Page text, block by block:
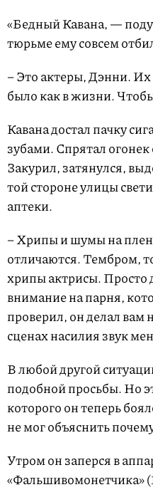
«Бедный Кавана, —
тюрьме ему совсем
– Это актеры, Дэнни. Их
было как в жизни.
Кавана достал пачку
зубами. Спрятал
Закурил, затянулся,
той стороне улицы
аптеки.
– Хрипы и шумы на
отличаются. Тембром,
хрипы актрисы. Просто
внимание на парня,
проверил, он делал вам
сценах насилия звук
В любой другой
подобной просьбы. Но
которого он теперь
не мог объяснить
Утром он заперся в
«Фальшивомонетчика»